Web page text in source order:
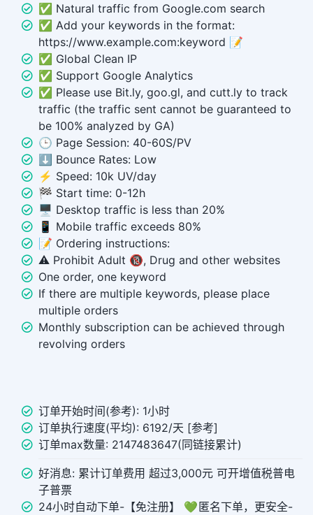
✅ Natural traffic from Google.com search
✅ Add your keywords in the format:
https://www.example.com:keyword 📝
✅ Global Clean IP
✅ Support Google Analytics
✅ Please use Bit.ly, goo.gl, and cutt.ly to track
traffic (the traffic sent cannot be guaranteed to
be 100% analyzed by GA)
🕒 Page Session: 40-60S/PV
⬇️ Bounce Rates: Low
⚡ Speed: 10k UV/day
🏁 Start time: 0-12h
🖥️ Desktop traffic is less than 20%
📱 Mobile traffic exceeds 80%
📝 Ordering instructions:
⚠️ Prohibit Adult 🔞, Drug and other websites
One order, one keyword
If there are multiple keywords, please place
multiple orders
Monthly subscription can be achieved through
revolving orders
订单开始时间(参考): 1小时
订单执行速度(平均): 6192/天 [参考]
订单max数量: 2147483647(同链接累计)
好消息: 累计订单费用 超过3,000元 可开增值税普电
子普票
24小时自动下单-【免注册】 💚 匿名下单，更安全-